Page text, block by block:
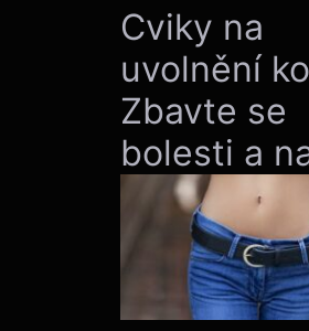
Cviky na
uvolnění
Zbavte se
bolesti a